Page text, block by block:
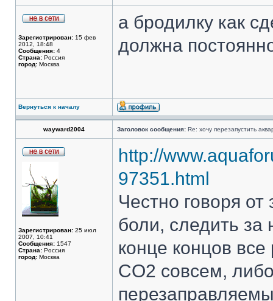
Зарегистрирован: 15 фев
2012, 18:48
Сообщения: 4
Страна: Россия
город: Москва
а бродилку как
должна
Вернуться к началу
wayward2004 Заголовок сообщения: Re: хочу перезапустить
Зарегистрирован: 25 июл
2007, 10:41
Сообщения: 1547
Страна: Россия
город: Москва
http://
97351.html
Честно говоря
боли, следить
конце концов
CO2 совсем,